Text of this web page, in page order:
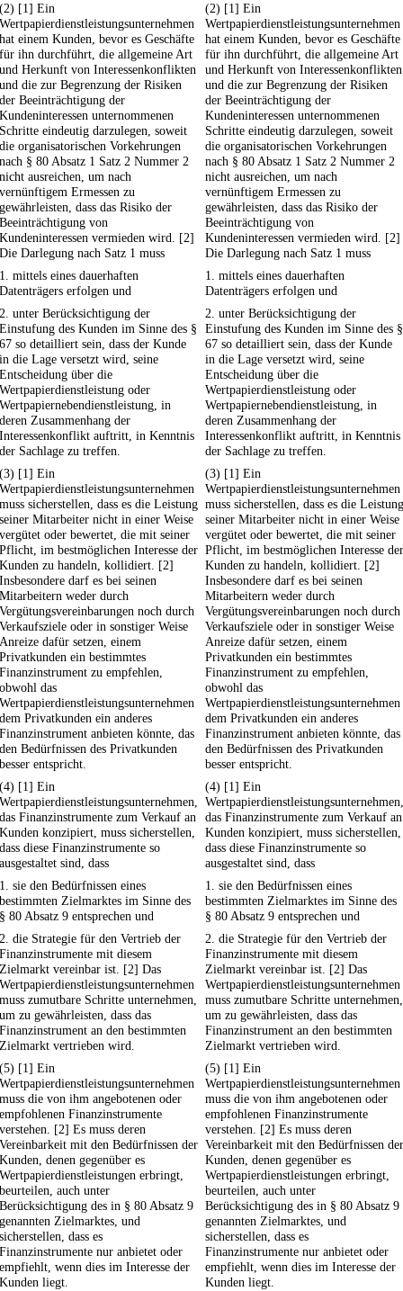
(2) [1] Ein
Wertpapierdienstleistungsunternehmen
hat einem Kunden, bevor es Geschäfte
für ihn durchführt, die allgemeine Art
und Herkunft von Interessenkonflikten
und die zur Begrenzung der Risiken
der Beeinträchtigung der
Kundeninteressen unternommenen
Schritte eindeutig darzulegen, soweit
die organisatorischen Vorkehrungen
nach § 80 Absatz 1 Satz 2 Nummer 2
nicht ausreichen, um nach
vernünftigem Ermessen zu
gewährleisten, dass das Risiko der
Beeinträchtigung von
Kundeninteressen vermieden wird. [2]
Die Darlegung nach Satz 1 muss
(2) [1] Ein
Wertpapierdienstleistungsunternehmen
hat einem Kunden, bevor es Geschäfte
für ihn durchführt, die allgemeine Art
und Herkunft von Interessenkonflikten
und die zur Begrenzung der Risiken
der Beeinträchtigung der
Kundeninteressen unternommenen
Schritte eindeutig darzulegen, soweit
die organisatorischen Vorkehrungen
nach § 80 Absatz 1 Satz 2 Nummer 2
nicht ausreichen, um nach
vernünftigem Ermessen zu
gewährleisten, dass das Risiko der
Beeinträchtigung von
Kundeninteressen vermieden wird. [2]
Die Darlegung nach Satz 1 muss
1. mittels eines dauerhaften
Datenträgers erfolgen und
1. mittels eines dauerhaften
Datenträgers erfolgen und
2. unter Berücksichtigung der
Einstufung des Kunden im Sinne des §
67 so detailliert sein, dass der Kunde
in die Lage versetzt wird, seine
Entscheidung über die
Wertpapierdienstleistung oder
Wertpapiernebendienstleistung, in
deren Zusammenhang der
Interessenkonflikt auftritt, in Kenntnis
der Sachlage zu treffen.
2. unter Berücksichtigung der
Einstufung des Kunden im Sinne des §
67 so detailliert sein, dass der Kunde
in die Lage versetzt wird, seine
Entscheidung über die
Wertpapierdienstleistung oder
Wertpapiernebendienstleistung, in
deren Zusammenhang der
Interessenkonflikt auftritt, in Kenntnis
der Sachlage zu treffen.
(3) [1] Ein
Wertpapierdienstleistungsunternehmen
muss sicherstellen, dass es die Leistung
seiner Mitarbeiter nicht in einer Weise
vergütet oder bewertet, die mit seiner
Pflicht, im bestmöglichen Interesse der
Kunden zu handeln, kollidiert. [2]
Insbesondere darf es bei seinen
Mitarbeitern weder durch
Vergütungsvereinbarungen noch durch
Verkaufsziele oder in sonstiger Weise
Anreize dafür setzen, einem
Privatkunden ein bestimmtes
Finanzinstrument zu empfehlen,
obwohl das
Wertpapierdienstleistungsunternehmen
dem Privatkunden ein anderes
Finanzinstrument anbieten könnte, das
den Bedürfnissen des Privatkunden
besser entspricht.
(3) [1] Ein
Wertpapierdienstleistungsunternehmen
muss sicherstellen, dass es die Leistung
seiner Mitarbeiter nicht in einer Weise
vergütet oder bewertet, die mit seiner
Pflicht, im bestmöglichen Interesse der
Kunden zu handeln, kollidiert. [2]
Insbesondere darf es bei seinen
Mitarbeitern weder durch
Vergütungsvereinbarungen noch durch
Verkaufsziele oder in sonstiger Weise
Anreize dafür setzen, einem
Privatkunden ein bestimmtes
Finanzinstrument zu empfehlen,
obwohl das
Wertpapierdienstleistungsunternehmen
dem Privatkunden ein anderes
Finanzinstrument anbieten könnte, das
den Bedürfnissen des Privatkunden
besser entspricht.
(4) [1] Ein
Wertpapierdienstleistungsunternehmen,
das Finanzinstrumente zum Verkauf an
Kunden konzipiert, muss sicherstellen,
dass diese Finanzinstrumente so
ausgestaltet sind, dass
(4) [1] Ein
Wertpapierdienstleistungsunternehmen,
das Finanzinstrumente zum Verkauf an
Kunden konzipiert, muss sicherstellen,
dass diese Finanzinstrumente so
ausgestaltet sind, dass
1. sie den Bedürfnissen eines
bestimmten Zielmarktes im Sinne des
§ 80 Absatz 9 entsprechen und
1. sie den Bedürfnissen eines
bestimmten Zielmarktes im Sinne des
§ 80 Absatz 9 entsprechen und
2. die Strategie für den Vertrieb der
Finanzinstrumente mit diesem
Zielmarkt vereinbar ist. [2] Das
Wertpapierdienstleistungsunternehmen
muss zumutbare Schritte unternehmen,
um zu gewährleisten, dass das
Finanzinstrument an den bestimmten
Zielmarkt vertrieben wird.
2. die Strategie für den Vertrieb der
Finanzinstrumente mit diesem
Zielmarkt vereinbar ist. [2] Das
Wertpapierdienstleistungsunternehmen
muss zumutbare Schritte unternehmen,
um zu gewährleisten, dass das
Finanzinstrument an den bestimmten
Zielmarkt vertrieben wird.
(5) [1] Ein
Wertpapierdienstleistungsunternehmen
muss die von ihm angebotenen oder
empfohlenen Finanzinstrumente
verstehen. [2] Es muss deren
Vereinbarkeit mit den Bedürfnissen der
Kunden, denen gegenüber es
Wertpapierdienstleistungen erbringt,
beurteilen, auch unter
Berücksichtigung des in § 80 Absatz 9
genannten Zielmarktes, und
sicherstellen, dass es
Finanzinstrumente nur anbietet oder
empfiehlt, wenn dies im Interesse der
Kunden liegt.
(5) [1] Ein
Wertpapierdienstleistungsunternehmen
muss die von ihm angebotenen oder
empfohlenen Finanzinstrumente
verstehen. [2] Es muss deren
Vereinbarkeit mit den Bedürfnissen der
Kunden, denen gegenüber es
Wertpapierdienstleistungen erbringt,
beurteilen, auch unter
Berücksichtigung des in § 80 Absatz 9
genannten Zielmarktes, und
sicherstellen, dass es
Finanzinstrumente nur anbietet oder
empfiehlt, wenn dies im Interesse der
Kunden liegt.